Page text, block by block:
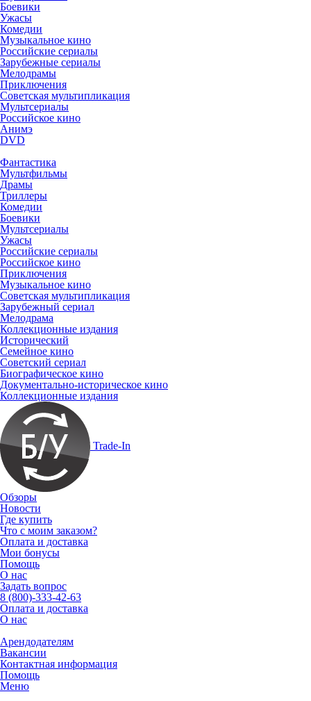
Боевики
Ужасы
Комедии
Музыкальное кино
Российские сериалы
Зарубежные сериалы
Мелодрамы
Приключения
Советская мультипликация
Мультсериалы
Российское кино
Анимэ
DVD
Фантастика
Мультфильмы
Драмы
Триллеры
Комедии
Боевики
Мультсериалы
Ужасы
Российские сериалы
Российское кино
Приключения
Музыкальное кино
Советская мультипликация
Зарубежный сериал
Мелодрама
Коллекционные издания
Исторический
Семейное кино
Советский сериал
Биографическое кино
Документально-историческое кино
Коллекционные издания
Trade-In
Обзоры
Новости
Где купить
Что с моим заказом?
Оплата и доставка
Мои бонусы
Помощь
О нас
Задать вопрос
8 (800)-333-42-63
Оплата и доставка
О нас
Арендодателям
Вакансии
Контактная информация
Помощь
Меню